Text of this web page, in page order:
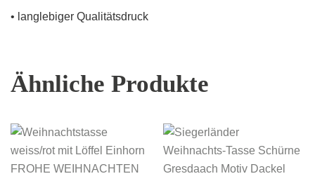
• langlebiger Qualitätsdruck
Ähnliche Produkte